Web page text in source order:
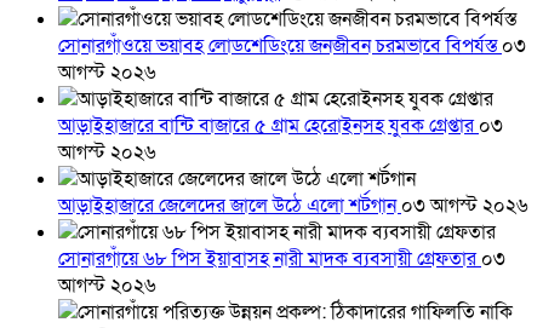
সোনারগাঁওয়ে ভয়াবহ লোডশেডিংয়ে জনজীবন চরমভাবে বিপর্যস্ত০৩
আগস্ট ২০২৬
আড়াইহাজারে বান্টি বাজারে ৫ গ্রাম হেরোইনসহ যুবক গ্রেপ্তার০৩
আগস্ট ২০২৬
আড়াইহাজারে জেলেদের জালে উঠে এলো শর্টগান০৩ আগস্ট ২০২৬
সোনারগাঁয়ে ৬৮ পিস ইয়াবাসহ নারী মাদক ব্যবসায়ী গ্রেফতার০৩
আগস্ট ২০২৬